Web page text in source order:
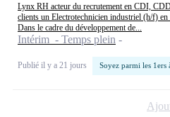
Lynx RH acteur du recrutement en CDI,
clients un Electrotechnicien industriel (h/f)
Dans le cadre du développement de...
Intérim - Temps plein
Publié il y a 21 jours Soyez parmi les 1ers